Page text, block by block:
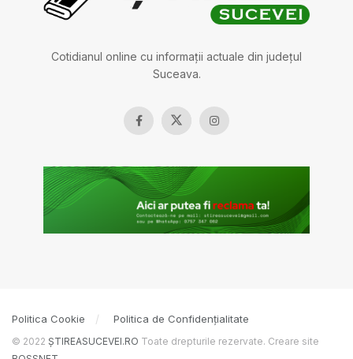
Cotidianul online cu informații actuale din județul
Suceava.
Politica Cookie Politica de Confidențialitate
© 2022 ȘTIREASUCEVEI.RO Toate drepturile rezervate. Creare site